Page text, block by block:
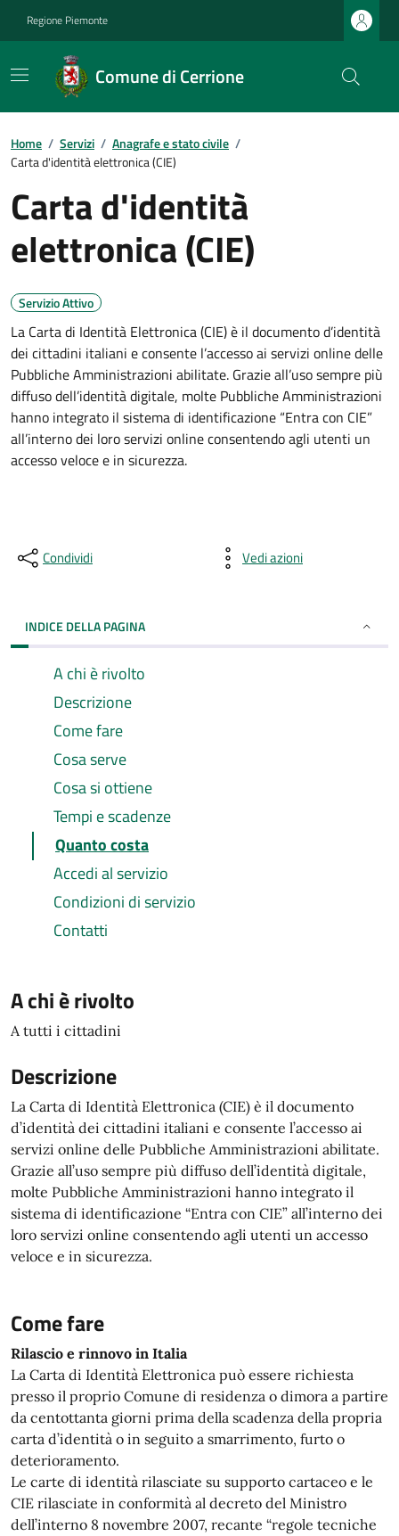
Regione Piemonte
Comune di Cerrione
Home / Servizi / Anagrafe e stato civile /
Carta d'identità elettronica (CIE)
Carta d'identità
elettronica (CIE)
Servizio Attivo
La Carta di Identità Elettronica (CIE) è il documento d’identità
dei cittadini italiani e consente l’accesso ai servizi online delle
Pubbliche Amministrazioni abilitate. Grazie all’uso sempre più
diffuso dell’identità digitale, molte Pubbliche Amministrazioni
hanno integrato il sistema di identificazione “Entra con CIE”
all’interno dei loro servizi online consentendo agli utenti un
accesso veloce e in sicurezza.
Condividi Vedi azioni
INDICE DELLA PAGINA
A chi è rivolto
Descrizione
Come fare
Cosa serve
Cosa si ottiene
Tempi e scadenze
Quanto costa
Accedi al servizio
Condizioni di servizio
Contatti
A chi è rivolto
A tutti i cittadini
Descrizione
La Carta di Identità Elettronica (CIE) è il documento
d’identità dei cittadini italiani e consente l’accesso ai
servizi online delle Pubbliche Amministrazioni abilitate.
Grazie all’uso sempre più diffuso dell’identità digitale,
molte Pubbliche Amministrazioni hanno integrato il
sistema di identificazione “Entra con CIE” all’interno dei
loro servizi online consentendo agli utenti un accesso
veloce e in sicurezza.
Come fare
Rilascio e rinnovo in Italia
La Carta di Identità Elettronica può essere richiesta
presso il proprio Comune di residenza o dimora a partire
da centottanta giorni prima della scadenza della propria
carta d’identità o in seguito a smarrimento, furto o
deterioramento.
Le carte di identità rilasciate su supporto cartaceo e le
CIE rilasciate in conformità al decreto del Ministro
dell’interno 8 novembre 2007, recante “regole tecniche